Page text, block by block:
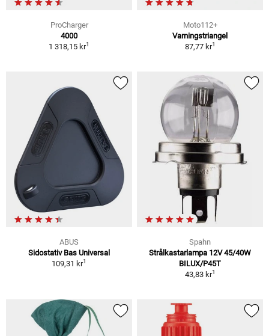
ProCharger
4000
1 318,15 kr1
Moto112+
Varningstriangel
87,77 kr1
ABUS
Sidostativ Bas Universal
109,31 kr1
Spahn
Strålkastarlampa 12V 45/40W
BILUX/P45T
43,83 kr1